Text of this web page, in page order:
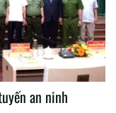
an ninh